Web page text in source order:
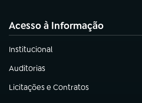
Acesso à Informação
Institucional
(abre em nova aba)
Auditorias
(abre em nova aba)
Licitações e Contratos
(abre em nova aba)